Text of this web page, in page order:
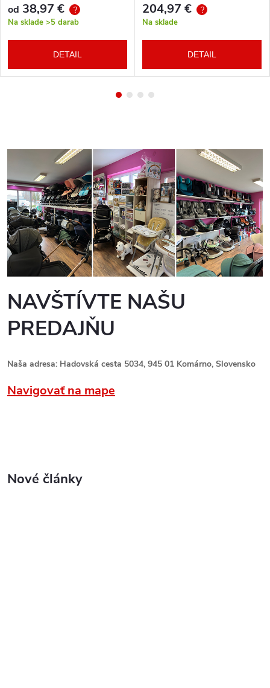
od 38,97 € ?
Na sklade >5 darab
DETAIL
204,97 € ?
Na sklade
DETAIL
NAVŠTÍVTE NAŠU
PREDAJŇU
Naša adresa: Hadovská cesta 5034, 945 01 Komárno, Slovensko
Navigovať na mape
Nové články